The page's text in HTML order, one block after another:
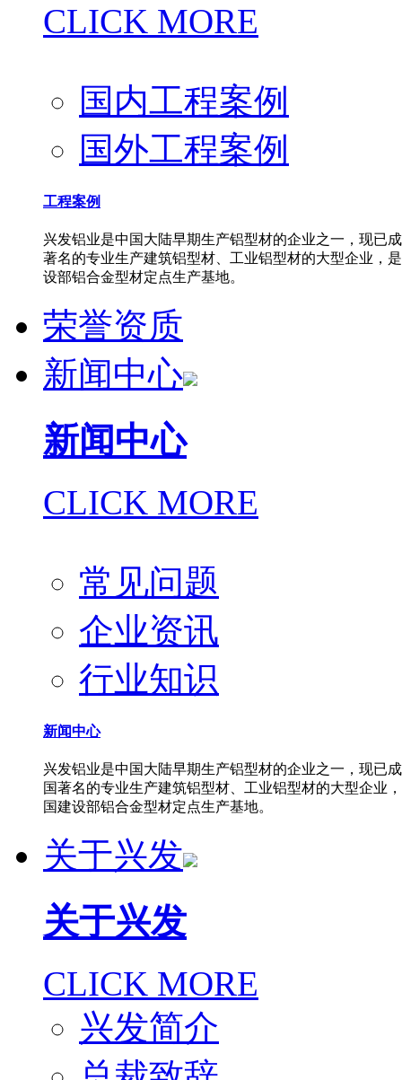
CLICK MORE
国内工程案例
国外工程案例
工程案例
兴发铝业是中国大陆早期生产铝型材的企业之一，现已
著名的专业生产建筑铝型材、工业铝型材的大型企业，
设部铝合金型材定点生产基地。
荣誉资质
新闻中心
新闻中心
CLICK MORE
常见问题
企业资讯
行业知识
新闻中心
兴发铝业是中国大陆早期生产铝型材的企业之一，现已
国著名的专业生产建筑铝型材、工业铝型材的大型企业
国建设部铝合金型材定点生产基地。
关于兴发
关于兴发
CLICK MORE
兴发简介